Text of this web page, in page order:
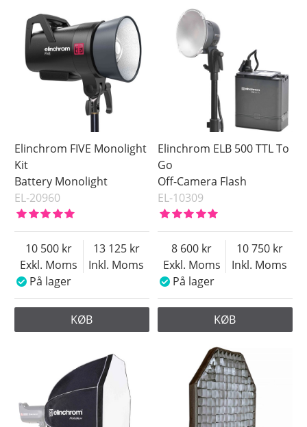
Elinchrom FIVE Monolight
Kit
Battery Monolight
EL-20960
Exkl. Moms
10 500
Inkl. Moms
13 125
På lager
KØB
Elinchrom ELB 500 TTL To
Go
Off-Camera Flash
EL-10309
Exkl. Moms
8 600
Inkl. Moms
10 750
På lager
KØB